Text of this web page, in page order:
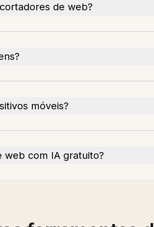
de web?
móveis?
web com IA gratuito?